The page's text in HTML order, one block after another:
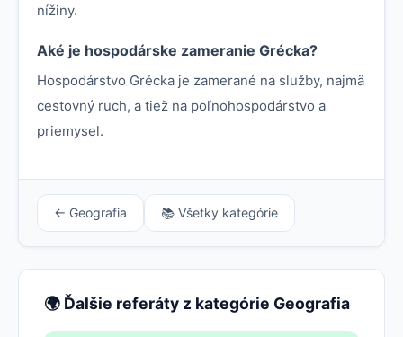
nížiny.
Aké je hospodárske zameranie Grécka?
Hospodárstvo Grécka je zamerané na služby, najmä
cestovný ruch, a tiež na poľnohospodárstvo a
priemysel.
← Geografia 📚 Všetky kategórie
🌍 Ďalšie referáty z kategórie Geografia